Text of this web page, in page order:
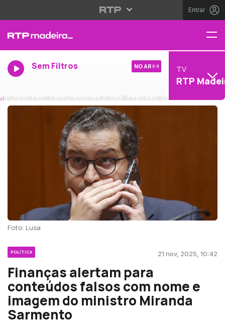
Entrar
Sem Filtros NO AR TV
RTP
Foto: Lusa
POLÍTICA 21 nov, 2025, 10:42
Finanças alertam para
conteúdos falsos com nome e
imagem do ministro Miranda
Sarmento